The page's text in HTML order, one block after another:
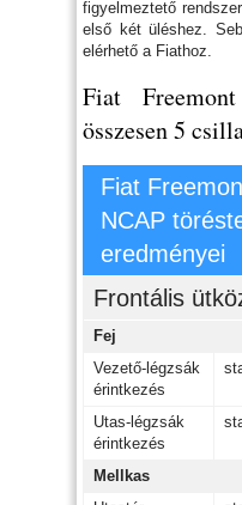
figyelmeztető
első két üléshez.
elérhető a Fiathoz.
Fiat
összesen 5
Fiat
NCAP
eredményei
Frontális
Fej
Vezető-légzsák
érintkezés
Utas-légzsák
érintkezés
Mellkas